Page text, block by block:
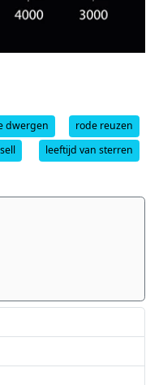
dwergen
rode reuzen
leeftijd van sterren